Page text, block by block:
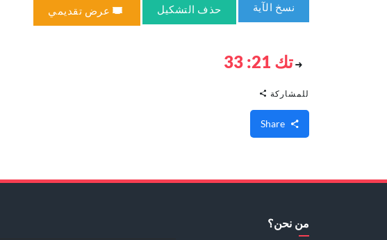
نسخ الآية حذف التشكيل عرض تقديمي
تك 21: 33
للمشاركة
من نحن؟